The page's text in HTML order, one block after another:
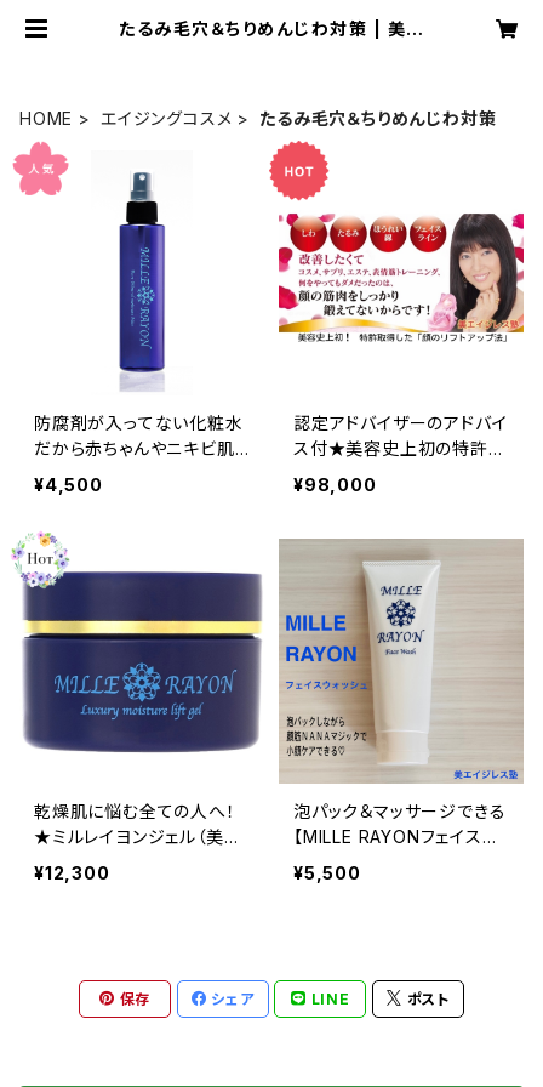
たるみ毛穴＆ちりめんじわ対策 | 美エ
HOME エイジングコスメ たるみ毛穴＆ちりめんじわ対策
防腐剤が入ってない化粧水
だから赤ちゃんやニキビ肌
にもおすすめ★千の光★レ
アミネラルモイスチャーミス
美エイジレス塾）
¥4,500
認定アドバイザーのアドバイ
ス付★美容史上初の特許取
得した【肌にハリを出す顔の
筋トレ法】でリフトアップ小
７∞ＳＴＩＣＫセット（美エイ
ジレス塾 限定オリジナルセ
ット）※千の光ミスト150ml
＆千の光ミニジェル６０g付
（初級入門）
¥98,000
乾燥肌に悩む全ての人へ！
★ミルレイヨンジェル（美エ
イジレス塾オリジナルコス
¥12,300
泡パック＆マッサージできる
【MILLE RAYONフェイスウ
ォッシュ】（洗顔料）
¥5,500
保存 シェア LINE ポスト